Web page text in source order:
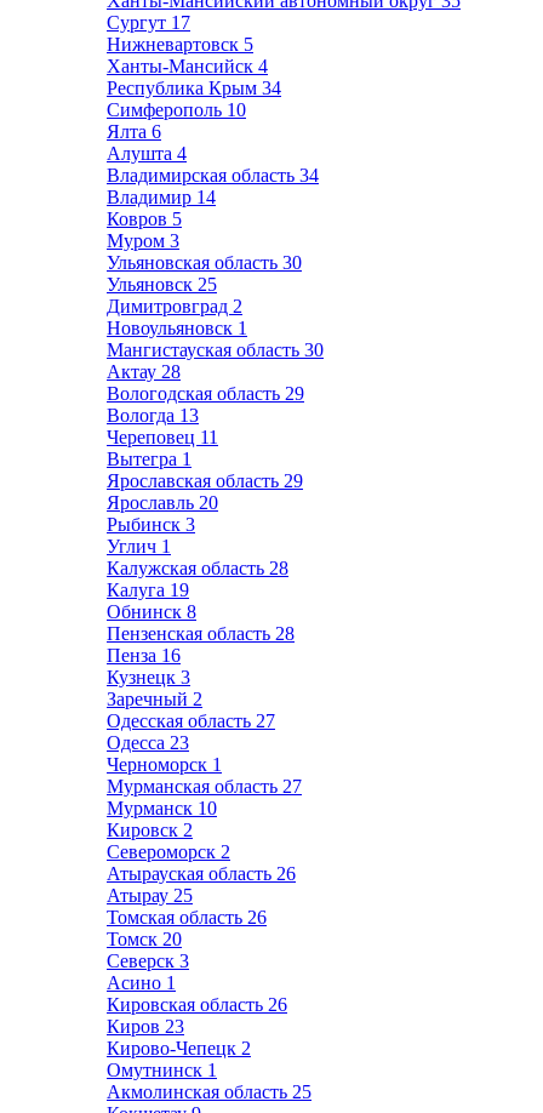
Сургут 17
Нижневартовск 5
Ханты-Мансийск 4
Республика Крым 34
Симферополь 10
Ялта 6
Алушта 4
Владимирская область 34
Владимир 14
Ковров 5
Муром 3
Ульяновская область 30
Ульяновск 25
Димитровград 2
Новоульяновск 1
Мангистауская область 30
Актау 28
Вологодская область 29
Вологда 13
Череповец 11
Вытегра 1
Ярославская область 29
Ярославль 20
Рыбинск 3
Углич 1
Калужская область 28
Калуга 19
Обнинск 8
Пензенская область 28
Пенза 16
Кузнецк 3
Заречный 2
Одесская область 27
Одесса 23
Черноморск 1
Мурманская область 27
Мурманск 10
Кировск 2
Североморск 2
Атырауская область 26
Атырау 25
Томская область 26
Томск 20
Северск 3
Асино 1
Кировская область 26
Киров 23
Кирово-Чепецк 2
Омутнинск 1
Акмолинская область 25